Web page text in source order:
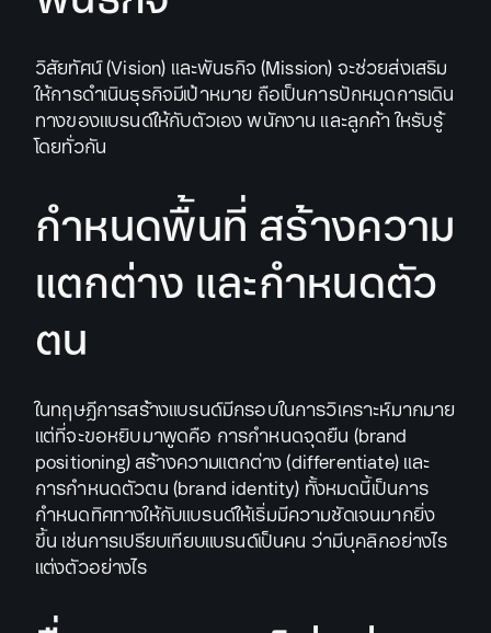
วิสัยทัศน์ (Vision) และพันธกิจ (Mission) จะช่วยส่งเสริม
ให้การดำเนินธุรกิจมีเป้าหมาย ถือเป็นการปักหมุดการเดิน
ทางของแบรนด์ให้กับตัวเอง พนักงาน และลูกค้า ใหรับรู้
โดยทั่วกัน
กำหนดพื้นที่ สร้างความ
แตกต่าง และกำหนดตัว
ตน
ในทฤษฎีการสร้างแบรนด์มีกรอบในการวิเคราะห์มากมาย
แต่ที่จะขอหยิบมาพูดคือ การกำหนดจุดยืน (brand
positioning) สร้างความแตกต่าง (differentiate) และ
การกำหนดตัวตน (brand identity) ทั้งหมดนี้เป็นการ
กำหนดทิศทางให้กับแบรนด์ให้เริ่มมีความชัดเจนมากยิ่ง
ขึ้น เช่นการเปรียบเทียบแบรนด์เป็นคน ว่ามีบุคลิกอย่างไร
แต่งตัวอย่างไร